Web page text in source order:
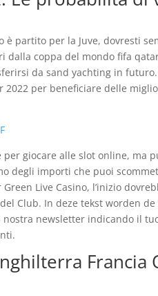
è partito per la Juve, dovresti
coppa del mondo fifa qatar
da sand yachting in
per beneficiare delle
per giocare alle slot online, ma
degli importi che puoi
Live Casino, l’inizio
Club. In deze tekst worden
newsletter indicando il
Francia